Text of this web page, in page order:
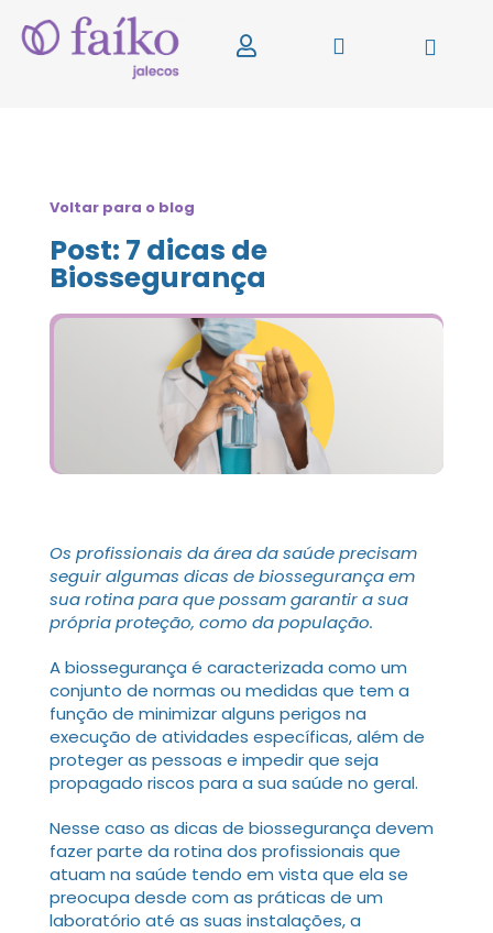
Voltar para o blog
Post: 7 dicas de
Biossegurança
Os profissionais da área da saúde precisam
seguir algumas dicas de biossegurança em
sua rotina para que possam garantir a sua
própria proteção, como da população.
A biossegurança é caracterizada como um
conjunto de normas ou medidas que tem a
função de minimizar alguns perigos na
execução de atividades específicas, além de
proteger as pessoas e impedir que seja
propagado riscos para a sua saúde no geral.
Nesse caso as dicas de biossegurança devem
fazer parte da rotina dos profissionais que
atuam na saúde tendo em vista que ela se
preocupa desde com as práticas de um
laboratório até as suas instalações, a